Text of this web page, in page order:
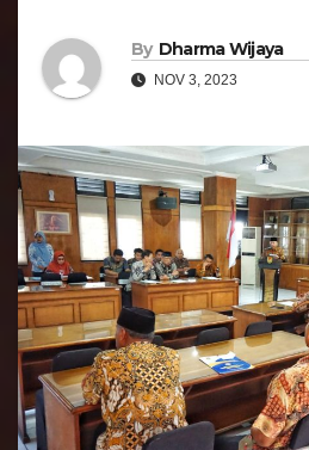
By Dharma Wijaya
NOV 3, 2023